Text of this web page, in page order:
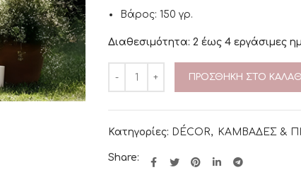
Βάρος: 150 γρ.
Διαθεσιμότητα: 2 έως 4 εργάσιμες
ΠΡΟΣΘΉΚΗ ΣΤΟ ΚΑΛΆΘΙ
Κατηγορίες: DÉCOR, ΚΑΜΒΑΔΕΣ &
Share: